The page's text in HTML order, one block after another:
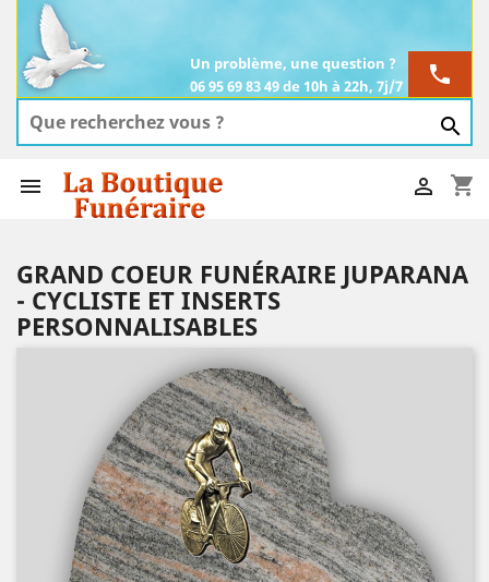
phone
Un problème, une question ?
06 95 69 83 49 de 10h à 22h, 7j/7

 shopping_cart

GRAND COEUR FUNÉRAIRE JUPARANA
- CYCLISTE ET INSERTS
PERSONNALISABLES